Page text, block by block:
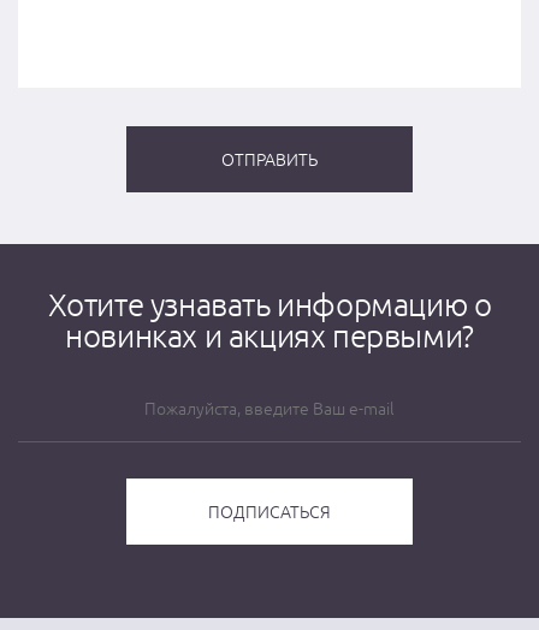
Хотите узнавать информацию о
новинках и акциях первыми?